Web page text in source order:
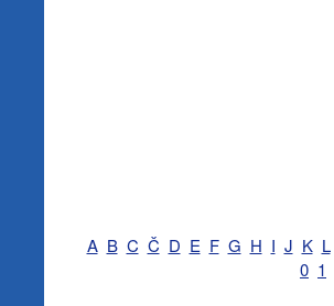
A B C Č D E F G H I J K L
0 1